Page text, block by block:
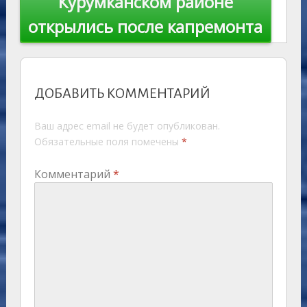
открылись после капремонта
ДОБАВИТЬ КОММЕНТАРИЙ
Ваш адрес email не будет опубликован.
Обязательные поля помечены *
Комментарий *